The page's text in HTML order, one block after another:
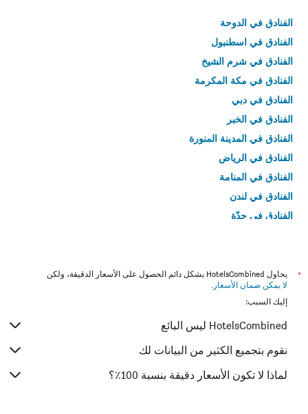
الفنادق في الدوحة
الفنادق في اسطنبول
الفنادق في شرم الشيخ
الفنادق في مكة المكرمة
الفنادق في دبي
الفنادق في الخبر
الفنادق في المدينة المنورة
الفنادق في الرياض
الفنادق في المنامة
الفنادق في لندن
الفنادق في جدّة
*
يحاول HotelsCombined بشكل دائم الحصول على الأسعار الدقيقة، ولكن
لا يمكن ضمان الأسعار .
إليك السبب:
HotelsCombined ليس البائع
نقوم بتجميع الكثير من البيانات لك
لماذا لا تكون الأسعار دقيقة بنسبة 100٪؟